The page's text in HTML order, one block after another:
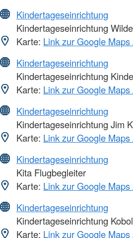
Kindertageseinrichtung
Kindertageseinrichtung
Karte: Link zur Google
Kindertageseinrichtung
Kindertageseinrichtung
Karte: Link zur Google
Kindertageseinrichtung
Kindertageseinrichtung Jim
Karte: Link zur Google
Kindertageseinrichtung
Kita Flugbegleiter
Karte: Link zur Google
Kindertageseinrichtung
Kindertageseinrichtung
Karte: Link zur Google